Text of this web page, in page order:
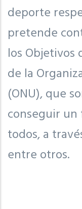
deporte
pretende
los Objetivos
de la
(ONU), que
conseguir
todos, a
entre otros.